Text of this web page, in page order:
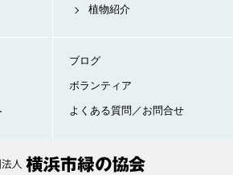
植物紹介
ブログ
ボランティア
よくある質問／お問合せ